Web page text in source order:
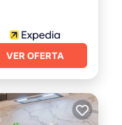
VER OFERTA